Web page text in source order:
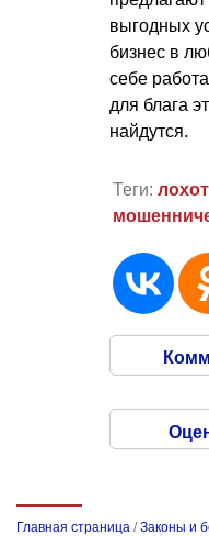
выгодных
бизнес в
себе
для блага
найдутся.
Теги:
Главная страница /Законы и